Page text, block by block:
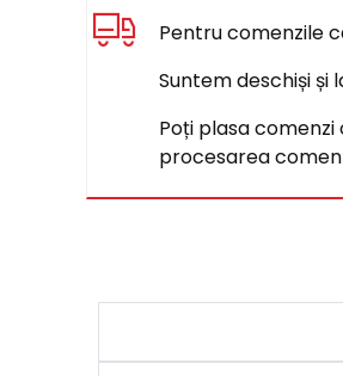
Pentru comenzile
Suntem deschiși
Poți plasa
procesarea